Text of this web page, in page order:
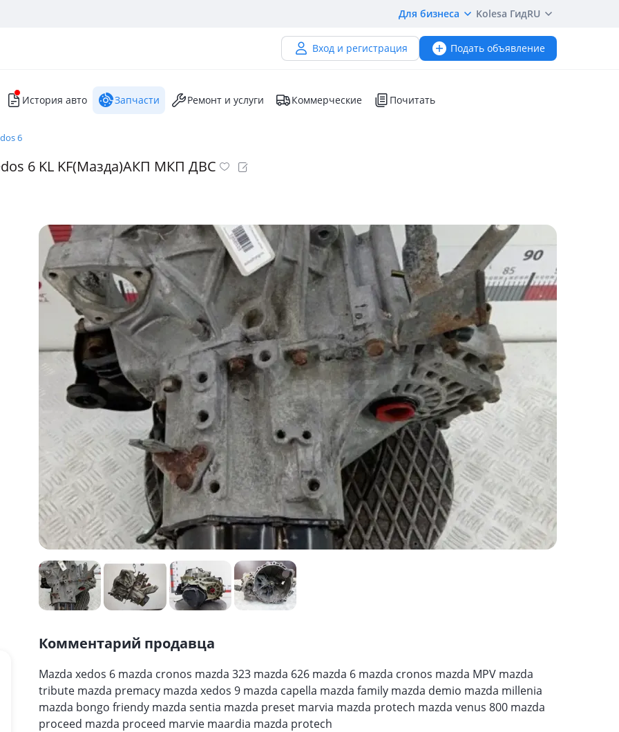
Для бизнеса Kolesa ГидRU
Вход и регистрация Подать объявление
История авто Запчасти Ремонт и услуги Коммерческие Почитать
6
6 KL KF(Мазда)АКП МКП ДВС
Комментарий продавца
Mazda xedos 6 mazda cronos mazda 323 mazda 626 mazda 6 mazda cronos mazda MPV mazda
tribute mazda premacy mazda xedos 9 mazda capella mazda family mazda demio mazda millenia
mazda bongo friendy mazda sentia mazda preset marvia mazda protech mazda venus 800 mazda
proceed mazda proceed marvie maardia mazda protech